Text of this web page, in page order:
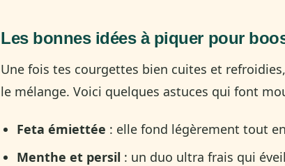
Les bonnes idées à piquer pour
Une fois tes courgettes bien cuites et
le mélange. Voici quelques astuces qui font
Feta émiettée : elle fond légèrement tout
Menthe et persil : un duo ultra frais qui